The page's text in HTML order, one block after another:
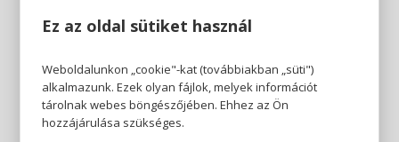
Ez az oldal sütiket használ
Weboldalunkon „cookie"-kat (továbbiakban „süti")
alkalmazunk. Ezek olyan fájlok, melyek információt
tárolnak webes böngészőjében. Ehhez az Ön
hozzájárulása szükséges.